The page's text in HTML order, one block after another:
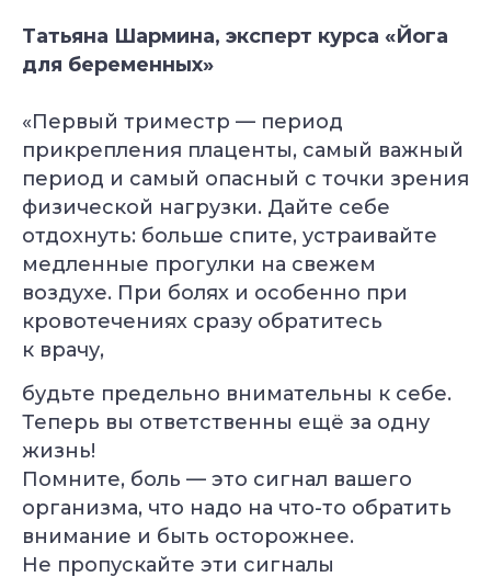
Татьяна Шармина, эксперт курса «Йога
для беременных»
«Первый триместр — период
прикрепления плаценты, самый важный
период и самый опасный с точки зрения
физической нагрузки. Дайте себе
отдохнуть: больше спите, устраивайте
медленные прогулки на свежем
воздухе. При болях и особенно при
кровотечениях сразу обратитесь
к врачу,
будьте предельно внимательны к себе.
Теперь вы ответственны ещё за одну
жизнь!
Помните, боль — это сигнал вашего
организма, что надо на что-то обратить
внимание и быть осторожнее.
Не пропускайте эти сигналы